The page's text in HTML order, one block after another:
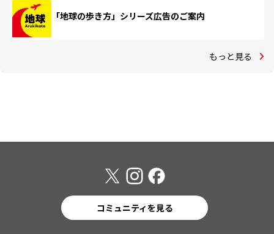
「地球の歩き方」シリーズ広告のご案内
もっと見る
コミュニティを見る